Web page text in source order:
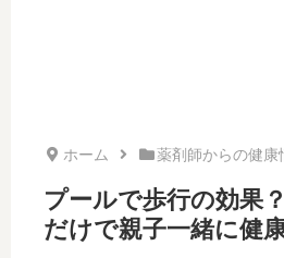
ホーム 薬剤師からの健康
プールで歩行の効果
だけで親子一緒に健